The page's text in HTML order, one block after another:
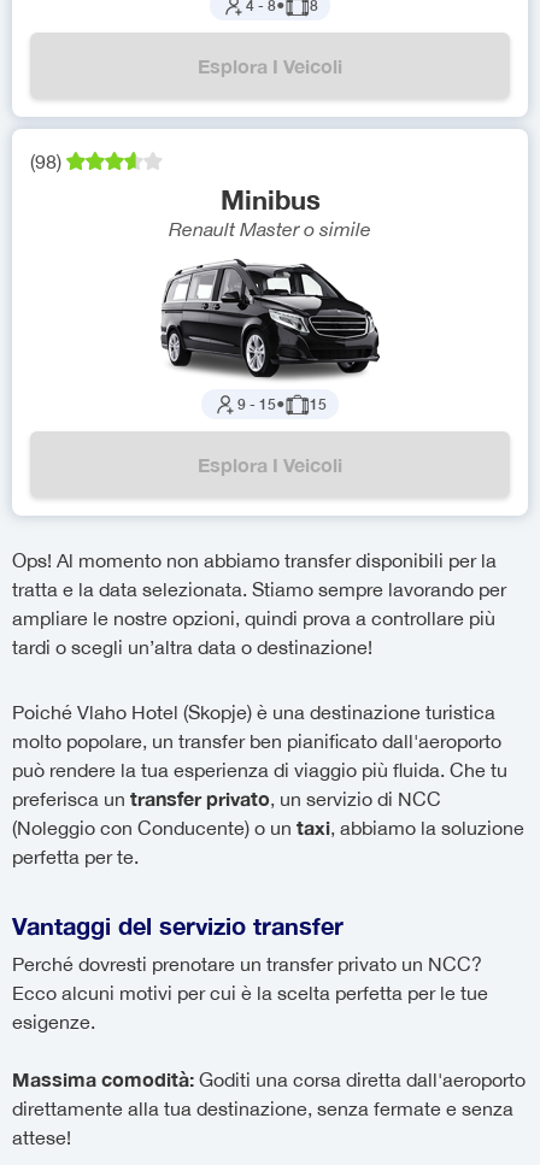
4 - 8● 8
Esplora I Veicoli
(98)
Minibus
Renault Master o simile
9 - 15● 15
Esplora I Veicoli
Ops! Al momento non abbiamo transfer disponibili per la
tratta e la data selezionata. Stiamo sempre lavorando per
ampliare le nostre opzioni, quindi prova a controllare più
tardi o scegli un’altra data o destinazione!
Poiché Vlaho Hotel (Skopje) è una destinazione turistica
molto popolare, un transfer ben pianificato dall'aeroporto
può rendere la tua esperienza di viaggio più fluida. Che tu
preferisca un transfer privato, un servizio di NCC
(Noleggio con Conducente) o un taxi, abbiamo la soluzione
perfetta per te.
Vantaggi del servizio transfer
Perché dovresti prenotare un transfer privato un NCC?
Ecco alcuni motivi per cui è la scelta perfetta per le tue
esigenze.
Massima comodità: Goditi una corsa diretta dall'aeroporto
direttamente alla tua destinazione, senza fermate e senza
attese!